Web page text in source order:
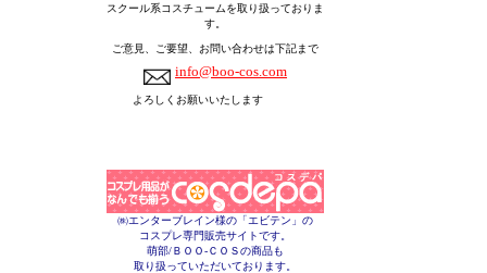
スクール系コスチュームを取り扱っておりま
す。
ご意見、ご要望、お問い合わせは下記まで
info@boo-cos.com
よろしくお願いいたします
㈱エンターブレイン様の「エビテン」の
コスプレ専門販売サイトです。
萌部/ＢＯＯ-ＣＯＳの商品も
取り扱っていただいております。